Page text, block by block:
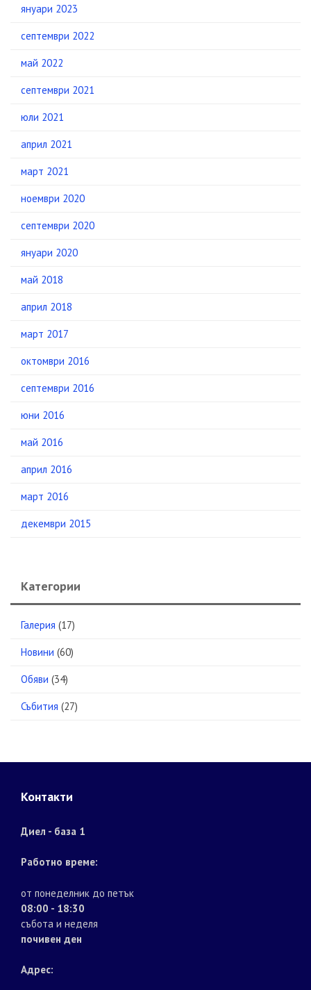
януари 2023
септември 2022
май 2022
септември 2021
юли 2021
април 2021
март 2021
ноември 2020
септември 2020
януари 2020
май 2018
април 2018
март 2017
октомври 2016
септември 2016
юни 2016
май 2016
април 2016
март 2016
декември 2015
Категории
Галерия (17)
Новини (60)
Обяви (34)
Събития (27)
Контакти
Диел - база 1
Работно време:
от понеделник до петък
08:00 - 18:30
събота и неделя
почивен ден
Адрес: